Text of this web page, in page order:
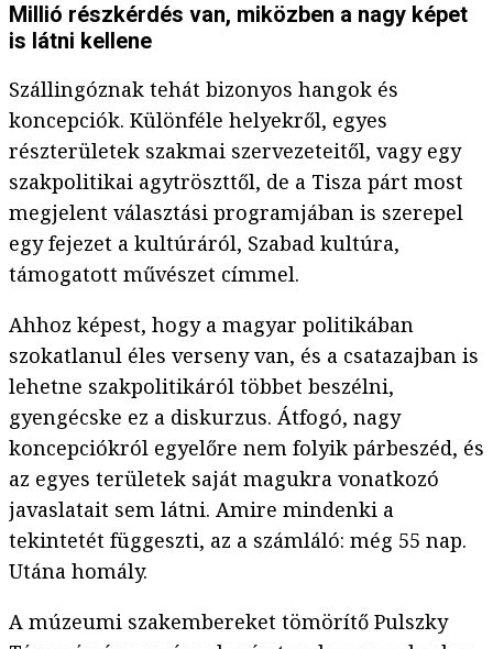
Millió részkérdés van, miközben a nagy képet
is látni kellene
Szállingóznak tehát bizonyos hangok és
koncepciók. Különféle helyekről, egyes
részterületek szakmai szervezeteitől, vagy egy
szakpolitikai agytröszttől, de a Tisza párt most
megjelent választási programjában is szerepel
egy fejezet a kultúráról, Szabad kultúra,
támogatott művészet címmel.
Ahhoz képest, hogy a magyar politikában
szokatlanul éles verseny van, és a csatazajban is
lehetne szakpolitikáról többet beszélni,
gyengécske ez a diskurzus. Átfogó, nagy
koncepciókról egyelőre nem folyik párbeszéd, és
az egyes területek saját magukra vonatkozó
javaslatait sem látni. Amire mindenki a
tekintetét függeszti, az a számláló: még 55 nap.
Utána homály.
A múzeumi szakembereket tömörítő Pulszky